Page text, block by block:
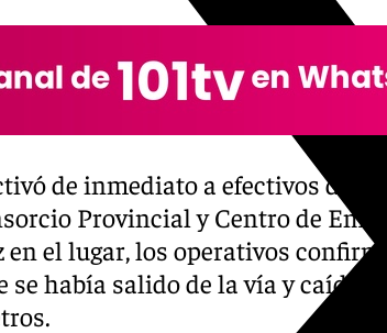
de inmediato a efectivos de
Provincial y Centro de
en el lugar, los operativos
se había salido de la vía y caído